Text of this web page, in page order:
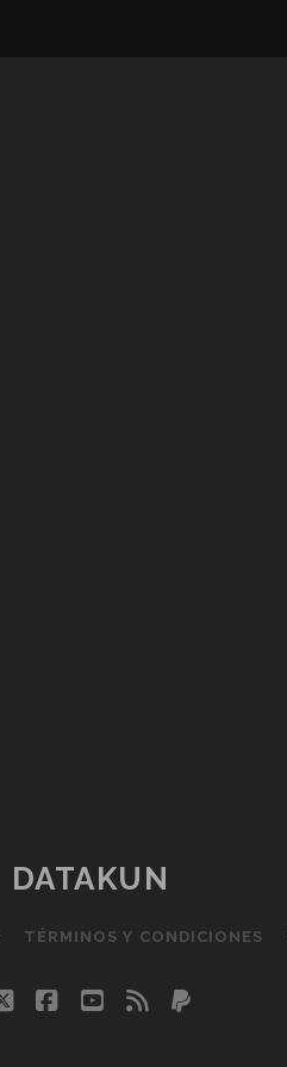
DATAKUN
TÉRMINOS Y CONDICIONES
twitterfacebook
youtube
rss paypal